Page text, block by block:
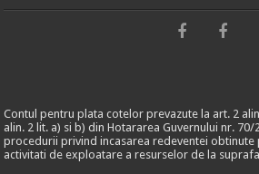
Contul pentru plata cotelor prevazute la art. 2
alin. 2 lit. a) si b) din Hotararea Guvernului nr.
procedurii privind incasarea redeventei obtinute
activitati de exploatare a resurselor de la